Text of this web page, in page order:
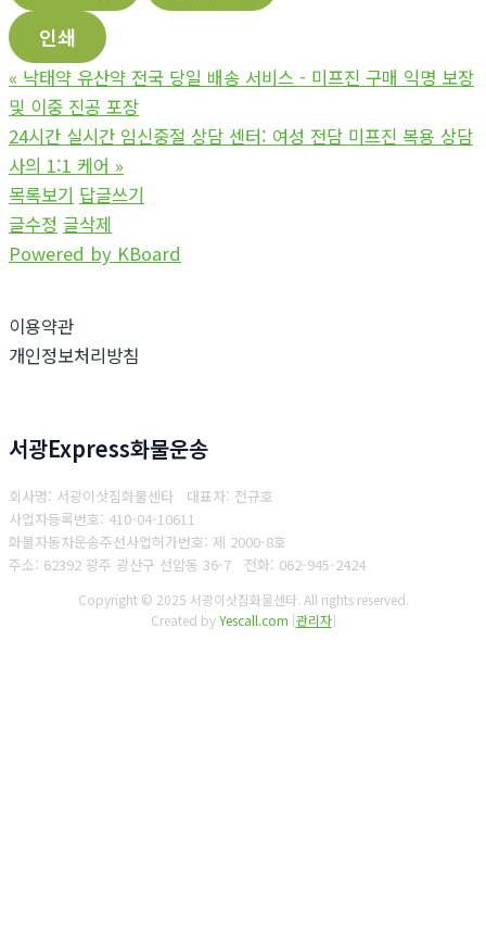
인쇄
« 낙태약 유산약 전국 당일 배송 서비스 - 미프진 구매 익명 보장
및 이중 진공 포장
24시간 실시간 임신중절 상담 센터: 여성 전담 미프진 복용 상담
사의 1:1 케어 »
목록보기 답글쓰기
글수정 글삭제
Powered by KBoard
이용약관
개인정보처리방침
서광Express화물운송
회사명: 서광이삿짐화물센타 대표자: 전규호
사업자등록번호: 410-04-10611
화물자동차운송주선사업허가번호: 제 2000-8호
주소: 62392 광주 광산구 선암동 36-7 전화: 062-945-2424
Copyright © 2025 서광이삿짐화물센타. All rights reserved.
Created byYescall.com [관리자]